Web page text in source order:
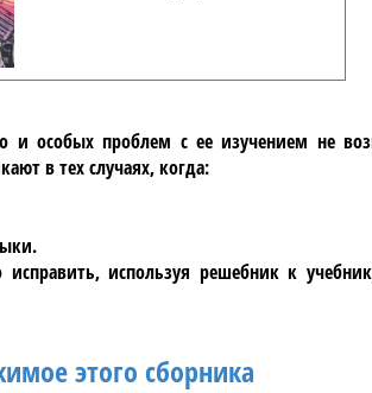
особых проблем с ее изучением не
в тех случаях, когда:
используя решебник к
этого сборника